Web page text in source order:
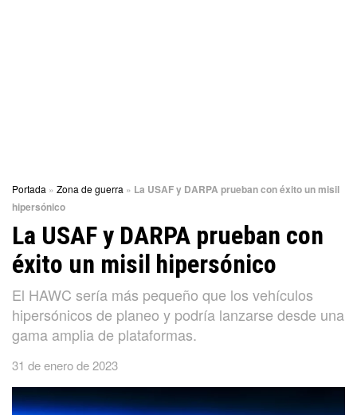
Portada » Zona de guerra » La USAF y DARPA prueban con éxito un misil
hipersónico
La USAF y DARPA prueban con
éxito un misil hipersónico
El HAWC sería más pequeño que los vehículos
hipersónicos de planeo y podría lanzarse desde una
gama amplia de plataformas.
31 de enero de 2023